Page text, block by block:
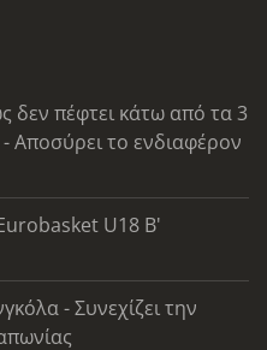
δεν πέφτει κάτω από τα 3
Αποσύρει το ενδιαφέρον
U18 Β'
- Συνεχίζει την